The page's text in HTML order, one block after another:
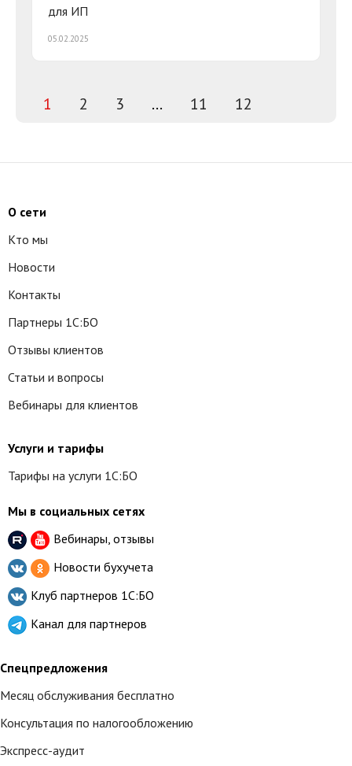
для ИП
05.02.2025
1 2 3 ... 11 12
О сети
Кто мы
Новости
Контакты
Партнеры 1С:БО
Отзывы клиентов
Статьи и вопросы
Вебинары для клиентов
Услуги и тарифы
Тарифы на услуги 1С:БО
Мы в социальных сетях
Вебинары, отзывы
Новости бухучета
Клуб партнеров 1С:БО
Канал для партнеров
Спецпредложения
Месяц обслуживания бесплатно
Консультация по налогообложению
Экспресс-аудит